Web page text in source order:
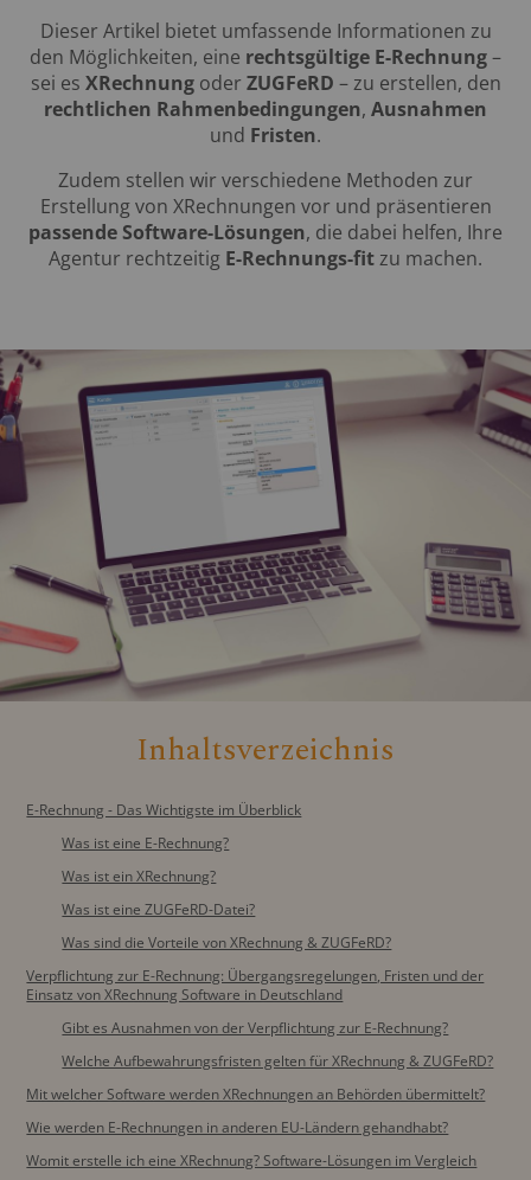
Dieser Artikel bietet umfassende Informationen zu
den Möglichkeiten, eine rechtsgültige E-Rechnung–
sei es XRechnungoder ZUGFeRD – zu erstellen, den
rechtlichen Rahmenbedingungen, Ausnahmen
und Fristen.
Zudem stellen wir verschiedene Methoden zur
Erstellung von XRechnungen vor und präsentieren
passende Software-Lösungen, die dabei helfen, Ihre
Agentur rechtzeitig E-Rechnungs-fitzu machen.
Inhaltsverzeichnis
E-Rechnung - Das Wichtigste im Überblick
Was ist eine E-Rechnung?
Was ist ein XRechnung?
Was ist eine ZUGFeRD-Datei?
Was sind die Vorteile von XRechnung & ZUGFeRD?
Verpflichtung zur E-Rechnung: Übergangsregelungen, Fristen und der
Einsatz von XRechnung Software in Deutschland
Gibt es Ausnahmen von der Verpflichtung zur E-Rechnung?
Welche Aufbewahrungsfristen gelten für XRechnung & ZUGFeRD?
Mit welcher Software werden XRechnungen an Behörden übermittelt?
Wie werden E-Rechnungen in anderen EU-Ländern gehandhabt?
Womit erstelle ich eine XRechnung? Software-Lösungen im Vergleich